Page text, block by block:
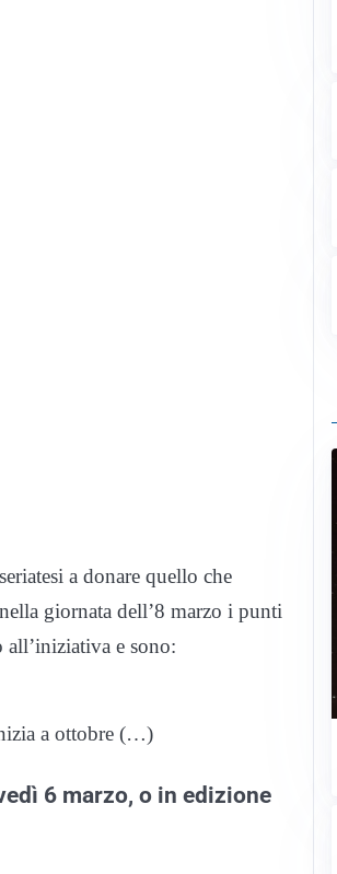
a donare quello che
giornata dell’8 marzo i punti
all’iniziativa e sono:
a ottobre (…)
6 marzo, o in edizione